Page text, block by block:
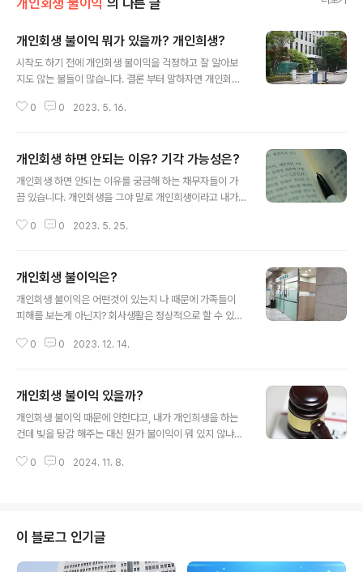
개인회생 불이익 의 다른 글
개인회생 불이익 뭐가 있을까? 개인희생?
시작도 하기 전에 개인회생 불이익을 걱정하고 잘 알아보
지도 않는 불들이 많습니다. 결론 부터 말하자면 개인회생
회생을 신청 하면 연체 독촉도 막아주고 빚도 탕감 해주고
청하고 갚을 수 있을 만큼만 갚고 경제활동 하면 됩니다. 그
래도 뭔가 불이익이 있지 않냐? 없습니다. 전과자 되는거
신불자 되는거 아닙니다. 회생 변제계획 끝나면 개인회생
안 1금융 신용대출은 안해줄 수도 있지만 그외 신용 생활은
0 0 2023. 5. 16.
개인회생 하면 안되는 이유? 기각 가능성은?
개인회생 하면 안되는 이유를 궁금해 하는 채무자들이 가
끔 있습니다. 개인회생을 그야 말로 개인희생이라고 내가
단점이 있는지? 기각 가능성은 없는지? 기각 되면 어떻게
감에 개인 마다 탕감률 차이가 있지만 원금도 최대 90%이
상 탕감 받고 추심으로 부터 법적 보호를 받으며 탕감 된 빚
을 3년만 갚으면 모든 빚이 해결이 됩니다. 내가 개인회생
점은 없습니다. 개인회생을 해도 통장사용 가능하고 취업
0 0 2023. 5. 25.
개인회생 불이익은?
개인회생 불이익은 어떤것이 있는지 나 때문에 가족들이
피해를 보는게 아닌지? 회사생활은 정상적으로 할 수 있는
모르게 신청이 가능하고, 정상적인 경제활동을 하면서 빚
용조회시 개인회생자라고 표시 되지만 이것도 회생 변제가
끝나면 삭제 됩니다. 특히 회생 기간에도 신용도에 따라 신
용카드 사용이 가능한 경우도 많이 있습니다. 하지만 다들
희생을 감수 하고 빚탕감이 되겠지?라는 막연한 착각을 하
0 0 2023. 12. 14.
개인회생 불이익 있을까?
개인회생 불이익 때문에 안한다고, 내가 개인희생을 하는
건데 빚을 탕감 해주는 대신 뭔가 불이익이 뭐 있지 않냐고
해봐야 나오는 불이익 없고 실제로도 불이익 없습니다. 개
루는 금융권 취업이 아니면 문제 될 취업처도 없습니다. 다
만, 법원의 결정에 따라 빚탕감을 당한 채권자들은 자체적
으로 기록을 보관해 다시는 돈을 안빌려줍니다만 사실 거
0 0 2024. 11. 8.
이 블로그 인기글